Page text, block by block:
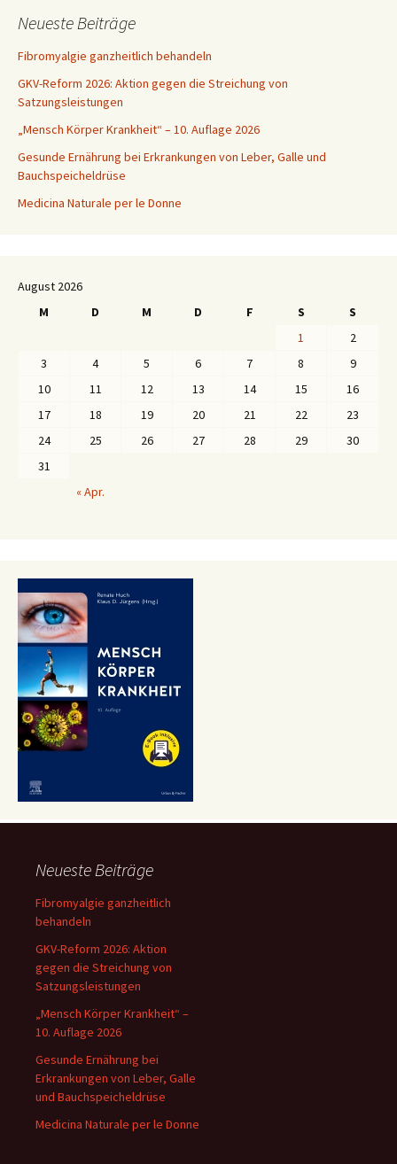
Neueste Beiträge
Fibromyalgie ganzheitlich behandeln
GKV-Reform 2026: Aktion gegen die Streichung von
Satzungsleistungen
„Mensch Körper Krankheit“ – 10. Auflage 2026
Gesunde Ernährung bei Erkrankungen von Leber, Galle und
Bauchspeicheldrüse
Medicina Naturale per le Donne
August 2026
M
D M D F S
S
1
2
3
4 5 6 7 8
9
10
11 12 13 14 15
16
17
18 19 20 21 22
23
24
25 26 27 28 29
30
31
« Apr.
Neueste Beiträge
Fibromyalgie ganzheitlich
behandeln
GKV-Reform 2026: Aktion
gegen die Streichung von
Satzungsleistungen
„Mensch Körper Krankheit“ –
10. Auflage 2026
Gesunde Ernährung bei
Erkrankungen von Leber, Galle
und Bauchspeicheldrüse
Medicina Naturale per le Donne